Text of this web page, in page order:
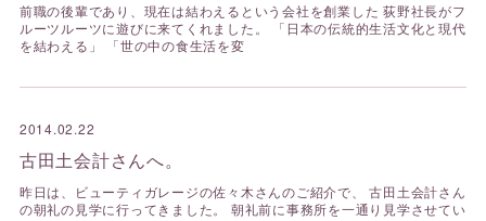
前職の後輩であり、現在は結わえるという会社を創業した 荻野社長がフ
ルーツルーツに遊びに来てくれました。 「日本の伝統的生活文化と現代
を結わえる」 「世の中の食生活を変
2014.02.22
古田土会計さんへ。
昨日は、ビューティガレージの佐々木さんのご紹介で、 古田土会計さん
の朝礼の見学に行ってきました。 朝礼前に事務所を一通り見学させてい